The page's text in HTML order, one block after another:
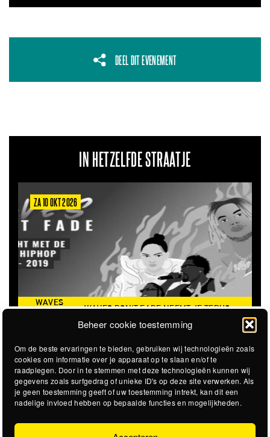
Beheer cookie toestemming
Om de beste ervaringen te bieden, gebruiken wij technologieën zoals
cookies om informatie over je apparaat op te slaan en/of te
raadplegen. Door in te stemmen met deze technologieën kunnen wij
gegevens zoals surfgedrag of unieke ID's op deze site verwerken. Als
je geen toestemming geeft of uw toestemming intrekt, kan dit een
nadelige invloed hebben op bepaalde functies en mogelijkheden.
DEEL DIT EVENEMENT
IN HETZELFDE STRAATJE
ZA 10 OKT 2026
WAVES
WAVES DON'T FADE NEEMT JE TERUG
NAAR DE ICONISCHE ZOMER VAN 2016
THE